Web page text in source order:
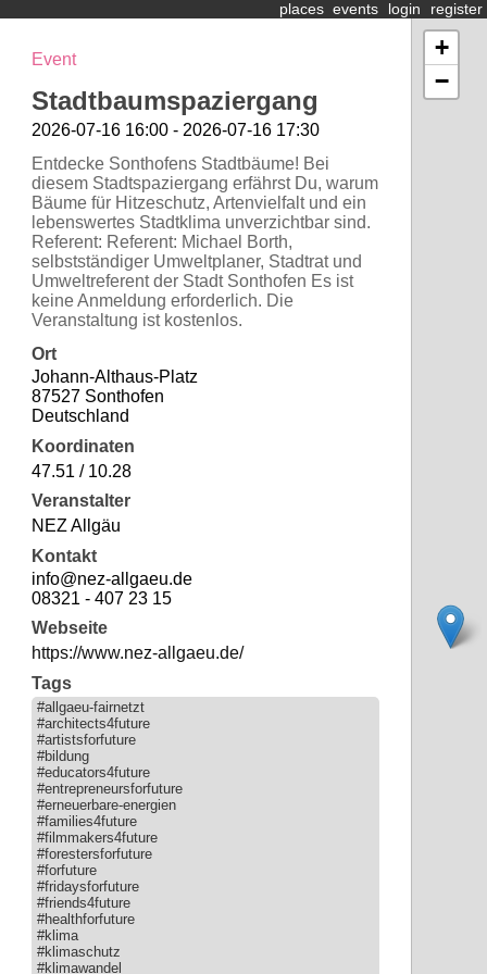
places events login register
Event
Stadtbaumspaziergang
2026-07-16 16:00 - 2026-07-16 17:30
Entdecke Sonthofens Stadtbäume! Bei
diesem Stadtspaziergang erfährst Du, warum
Bäume für Hitzeschutz, Artenvielfalt und ein
lebenswertes Stadtklima unverzichtbar sind.
Referent: Referent: Michael Borth,
selbstständiger Umweltplaner, Stadtrat und
Umweltreferent der Stadt Sonthofen Es ist
keine Anmeldung erforderlich. Die
Veranstaltung ist kostenlos.
Ort
Johann-Althaus-Platz
87527 Sonthofen
Deutschland
Koordinaten
47.51 / 10.28
Veranstalter
NEZ Allgäu
Kontakt
info@nez-allgaeu.de
08321 - 407 23 15
Webseite
https://www.nez-allgaeu.de/
Tags
#allgaeu-fairnetzt
#architects4future
#artistsforfuture
#bildung
#educators4future
#entrepreneursforfuture
#erneuerbare-energien
#families4future
#filmmakers4future
#forestersforfuture
#forfuture
#fridaysforfuture
#friends4future
#healthforfuture
#klima
#klimaschutz
#klimawandel
+
−